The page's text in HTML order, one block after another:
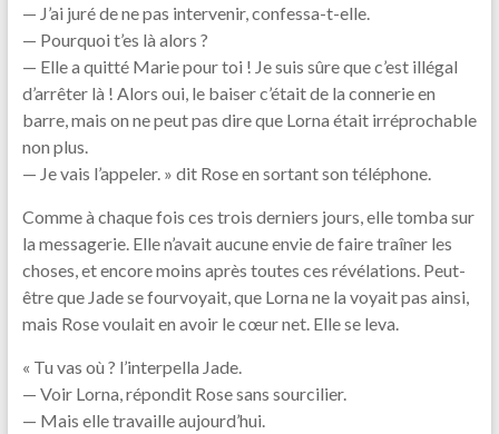
— J’ai juré de ne pas intervenir, confessa-t-elle.
— Pourquoi t’es là alors ?
— Elle a quitté Marie pour toi ! Je suis sûre que c’est illégal
d’arrêter là ! Alors oui, le baiser c’était de la connerie en
barre, mais on ne peut pas dire que Lorna était irréprochable
non plus.
— Je vais l’appeler. » dit Rose en sortant son téléphone.
Comme à chaque fois ces trois derniers jours, elle tomba sur
la messagerie. Elle n’avait aucune envie de faire traîner les
choses, et encore moins après toutes ces révélations. Peut-
être que Jade se fourvoyait, que Lorna ne la voyait pas ainsi,
mais Rose voulait en avoir le cœur net. Elle se leva.
« Tu vas où ? l’interpella Jade.
— Voir Lorna, répondit Rose sans sourcilier.
— Mais elle travaille aujourd’hui.